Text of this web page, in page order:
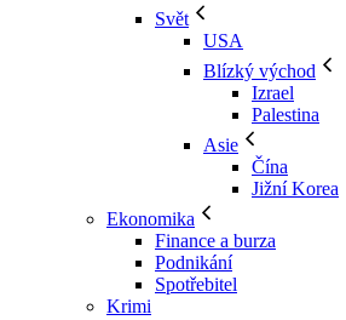
Svět
USA
Blízký východ
Izrael
Palestina
Asie
Čína
Jižní Korea
Ekonomika
Finance a burza
Podnikání
Spotřebitel
Krimi